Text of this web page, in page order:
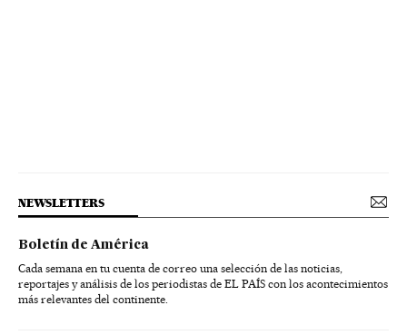
NEWSLETTERS
Boletín de América
Cada semana en tu cuenta de correo una selección de las noticias,
reportajes y análisis de los periodistas de EL PAÍS con los acontecimientos
más relevantes del continente.